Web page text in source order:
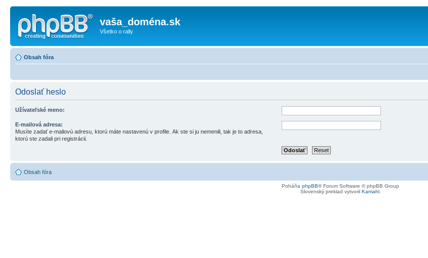
vaša_doména.sk
Všetko o rally
Obsah fóra
Odoslať heslo
Užívateľské meno:
E-mailová adresa:
Musíte zadať e-mailovú adresu, ktorú máte nastavenú v profile. Ak ste si ju nemenili, tak je to adresa,
ktorú ste zadali pri registrácii.
Obsah fóra
Poháňa phpBB® Forum Software © phpBB Group
Slovenský preklad vytvoril Kamahl.